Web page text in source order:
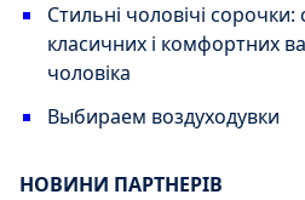
Стильні чоловічі
класичних і комфортних
чоловіка
Выбираем воздуходувки
НОВИНИ ПАРТНЕРІВ